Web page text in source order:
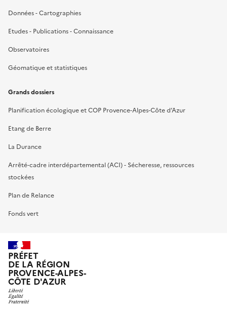
Données - Cartographies
Etudes - Publications - Connaissance
Observatoires
Géomatique et statistiques
Grands dossiers
Planification écologique et COP Provence-Alpes-Côte d’Azur
Etang de Berre
La Durance
Arrêté-cadre interdépartemental (ACI) - Sécheresse, ressources
stockées
Plan de Relance
Fonds vert
PRÉFET
DE LA RÉGION
PROVENCE-ALPES-
CÔTE D'AZUR